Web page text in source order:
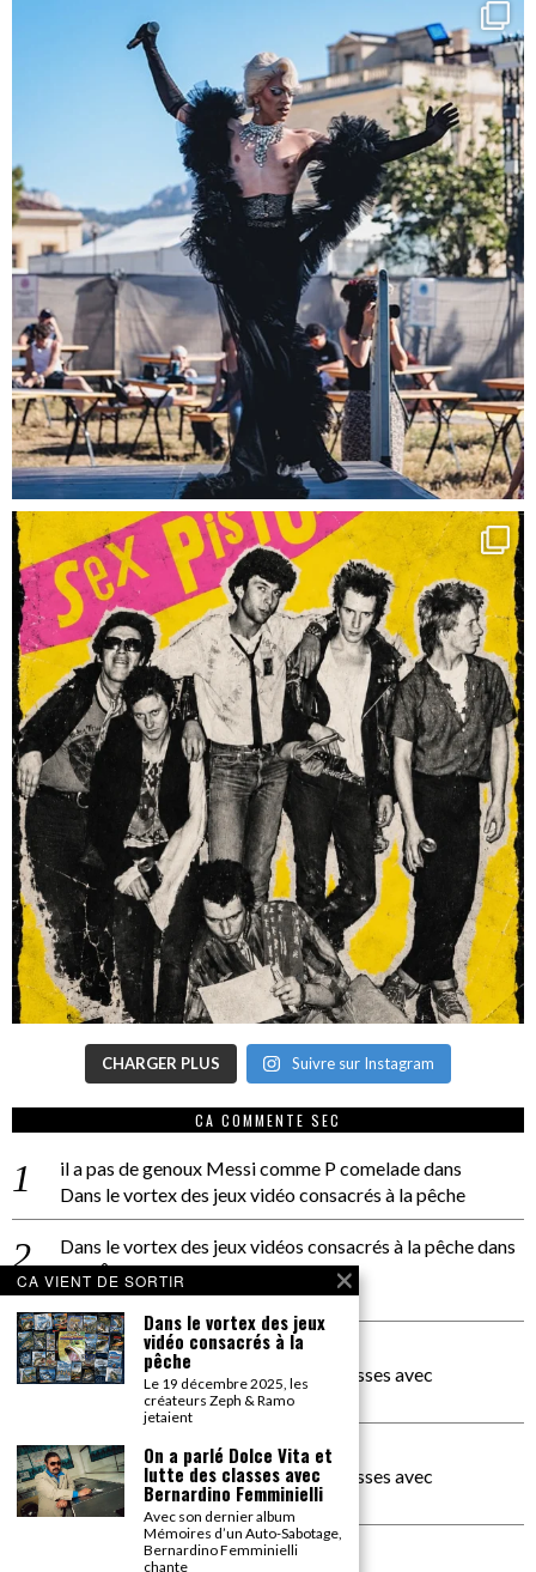
CHARGER PLUS Suivre sur Instagram
CA COMMENTE SEC
il a pas de genoux Messi comme P comeladedans
Dans le vortex des jeux vidéo consacrés à la pêche
Dans le vortex des jeux vidéos consacrés à la pêchedans
PACÔME THIELLEMENT
La séance d’Hip Gnose
La Patrie
dans
On a parlé Dolce Vita et lutte des classes avec
Bernardino Femminielli
carte noire negra à l'o tiededans
On a parlé Dolce Vita et lutte des classes avec
Bernardino Femminielli
moise et son mascarédans
CA VIENT DE SORTIR
Dans le vortex des jeux
vidéo consacrés à la
pêche
Le 19 décembre 2025, les
créateurs Zeph & Ramo
jetaient
On a parlé Dolce Vita et
lutte des classes avec
Bernardino Femminielli
Avec son dernier album
Mémoires d’un Auto-Sabotage,
Bernardino Femminielli
chante